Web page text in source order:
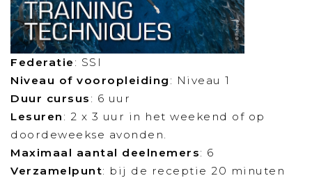
Federatie : SSI
Niveau of vooropleiding : Niveau 1
Duur cursus : 6 uur
Lesuren : 2 x 3 uur in het weekend of op
doordeweekse avonden.
Maximaal aantal deelnemers: 6
Verzamelpunt: bij de receptie 20 minuten